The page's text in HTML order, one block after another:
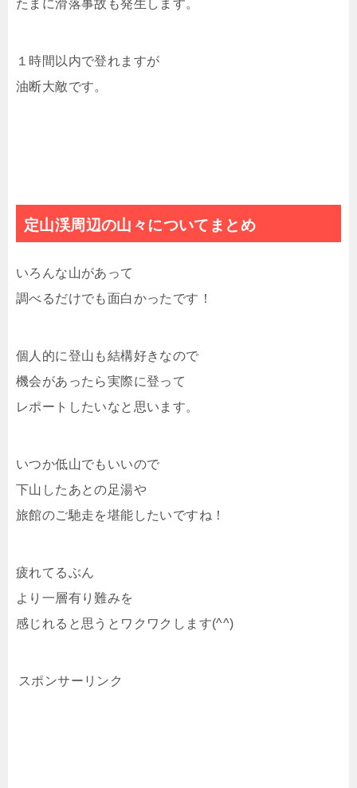
たまに滑落事故も発生します。
１時間以内で登れますが
油断大敵です。
定山渓周辺の山々についてまとめ
いろんな山があって
調べるだけでも面白かったです！
個人的に登山も結構好きなので
機会があったら実際に登って
レポートしたいなと思います。
いつか低山でもいいので
下山したあとの足湯や
旅館のご馳走を堪能したいですね！
疲れてるぶん
より一層有り難みを
感じれると思うとワクワクします(^^)
スポンサーリンク